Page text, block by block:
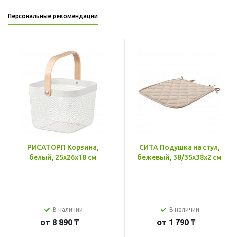
Персональные рекомендации
РИСАТОРП Корзина,
белый, 25x26x18 см
В наличии
от 8 890 ₸
СИТА Подушка на стул,
бежевый, 38/35x38x2 см
В наличии
от 1 790 ₸